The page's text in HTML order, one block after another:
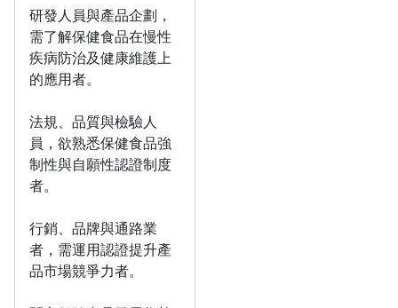
研發人員與產品企劃，
需了解保健食品在慢性
疾病防治及健康維護上
的應用者。
法規、品質與檢驗人
員，欲熟悉保健食品強
制性與自願性認證制度
者。
行銷、品牌與通路業
者，需運用認證提升產
品市場競爭力者。